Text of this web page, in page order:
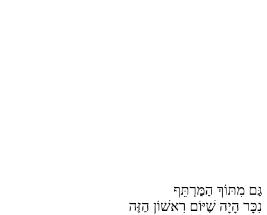
גַּם מִתּוֹךְ הַמַּרְתֵּף
נִכָּר הָיָה שֶׁיּוֹם רִאשׁוֹן הַזֶּה